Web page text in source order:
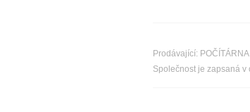
Prodávající:
Společnost je zapsaná